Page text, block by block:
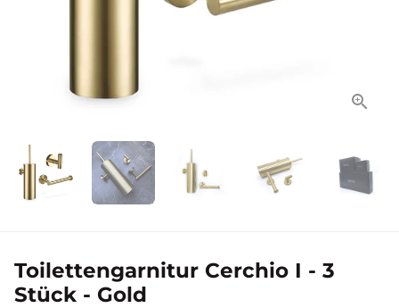
Toilettengarnitur Cerchio I - 3
Stück - Gold